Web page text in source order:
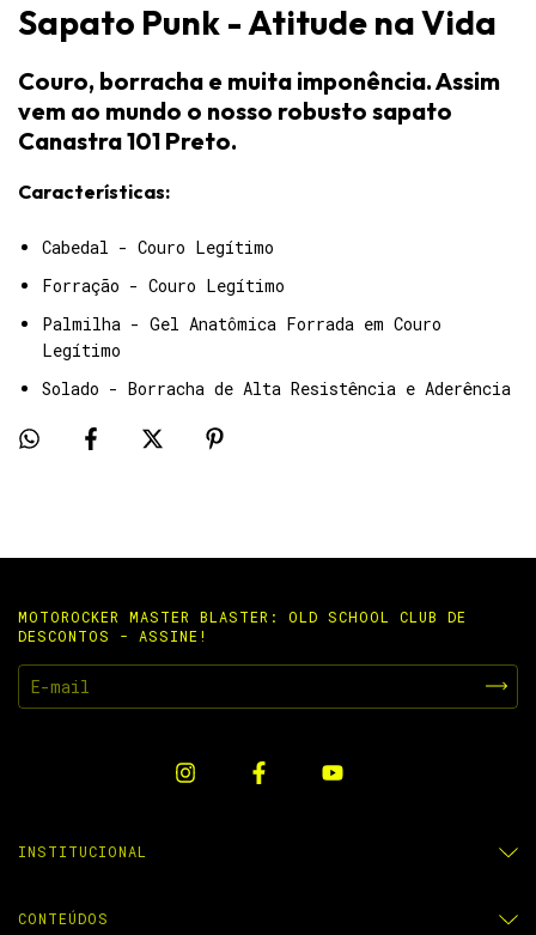
Sapato Punk - Atitude na Vida
Couro, borracha e muita imponência. Assim
vem ao mundo o nosso robusto sapato
Canastra 101 Preto.
Características:
Cabedal - Couro Legítimo
Forração - Couro Legítimo
Palmilha - Gel Anatômica Forrada em Couro
Legítimo
Solado - Borracha de Alta Resistência e Aderência
MOTOROCKER MASTER BLASTER: OLD SCHOOL CLUB DE
DESCONTOS - ASSINE!
INSTITUCIONAL
CONTEÚDOS